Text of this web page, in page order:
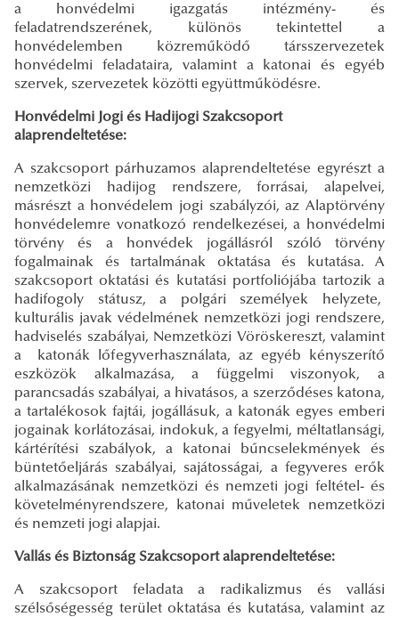
a honvédelmi igazgatás intézmény- és
feladatrendszerének, különös tekintettel a
honvédelemben közreműködő társszervezetek
honvédelmi feladataira, valamint a katonai és egyéb
szervek, szervezetek közötti együttműködésre.
Honvédelmi Jogi és Hadijogi Szakcsoport
alaprendeltetése:
A szakcsoport párhuzamos alaprendeltetése egyrészt a
nemzetközi hadijog rendszere, forrásai, alapelvei,
másrészt a honvédelem jogi szabályzói, az Alaptörvény
honvédelemre vonatkozó rendelkezései, a honvédelmi
törvény és a honvédek jogállásról szóló törvény
fogalmainak és tartalmának oktatása és kutatása. A
szakcsoport oktatási és kutatási portfoliójába tartozik a
hadifogoly státusz, a polgári személyek helyzete,
kulturális javak védelmének nemzetközi jogi rendszere,
hadviselés szabályai, Nemzetközi Vöröskereszt, valamint
a katonák lőfegyverhasználata, az egyéb kényszerítő
eszközök alkalmazása, a függelmi viszonyok, a
parancsadás szabályai, a hivatásos, a szerződéses katona,
a tartalékosok fajtái, jogállásuk, a katonák egyes emberi
jogainak korlátozásai, indokuk, a fegyelmi, méltatlansági,
kártérítési szabályok, a katonai bűncselekmények és
büntetőeljárás szabályai, sajátosságai, a fegyveres erők
alkalmazásának nemzetközi és nemzeti jogi feltétel- és
követelményrendszere, katonai műveletek nemzetközi
és nemzeti jogi alapjai.
Vallás és Biztonság Szakcsoport alaprendeltetése:
A szakcsoport feladata a radikalizmus és vallási
szélsőségesség terület oktatása és kutatása, valamint az